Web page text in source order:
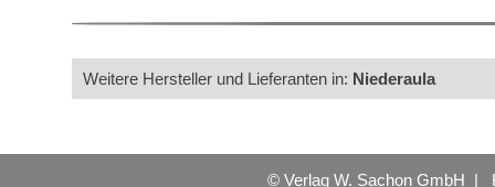
Weitere Hersteller und Lieferanten in: Niederaula
© Verlag W. Sachon GmbH |